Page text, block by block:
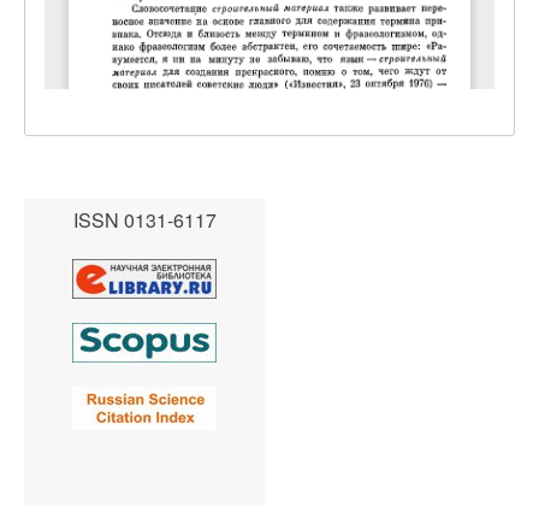
ISSN 0131-6117